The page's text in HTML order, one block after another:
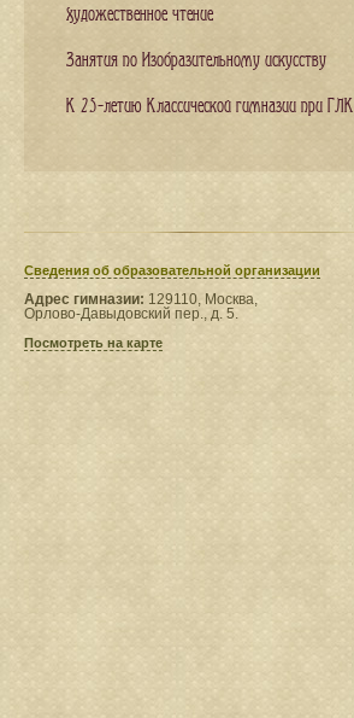
художественное чтение
Занятия по Изобразительному искусству
К 25-летию Классической гимназии при ГЛК
Сведения​ об образовательной организации
Адрес гимназии: 129110, Москва,
Орлово-Давыдовский пер., д. 5.
Посмотреть на карте